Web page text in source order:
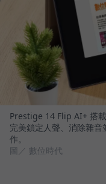
Prestige 14 Flip AI+ 搭
完美鎖定人聲、消除雜
作。
圖／ 數位時代